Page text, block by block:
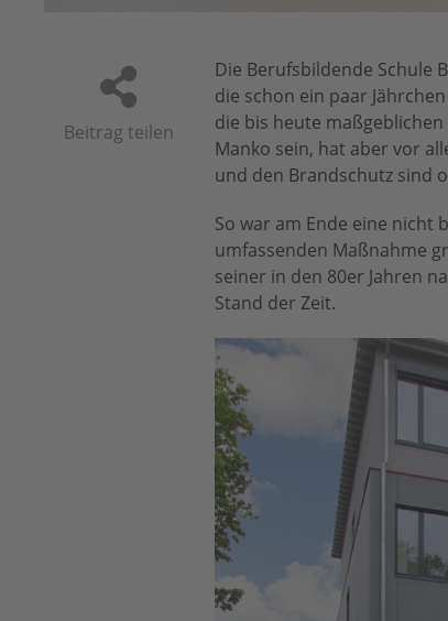
Beitrag teilen
Die Berufsbildende Schule
die schon ein paar
die bis heute
Manko sein, hat aber vor
und den Brandschutz sind
So war am Ende eine nicht
umfassenden Maßnahme
seiner in den 80er Jahren
Stand der Zeit.